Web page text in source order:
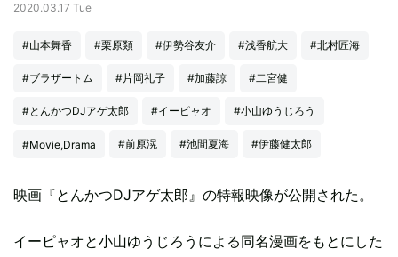
2020.03.17 Tue
#山本舞香 #栗原類 #伊勢谷友介 #浅香航大 #北村匠海
#ブラザートム #片岡礼子 #加藤諒 #二宮健
#とんかつDJアゲ太郎 #イーピャオ #小山ゆうじろう
#Movie,Drama #前原滉 #池間夏海 #伊藤健太郎
映画『とんかつDJアゲ太郎』の特報映像が公開された。
イーピャオと小山ゆうじろうによる同名漫画をもとにした